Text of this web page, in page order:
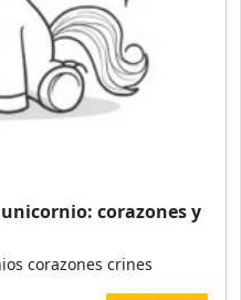
corazones y
corazones crines